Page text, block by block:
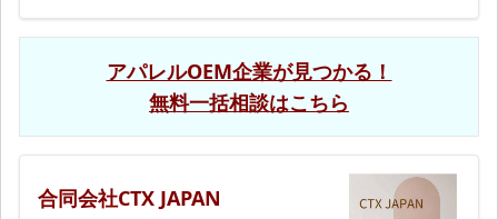
アパレルOEM企業が見つかる！
無料一括相談はこちら
合同会社CTX JAPAN